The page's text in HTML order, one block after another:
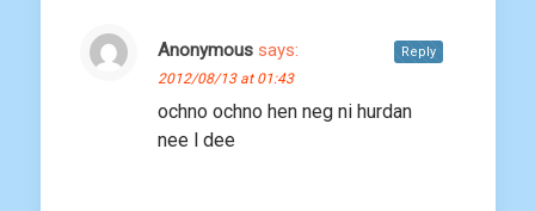
Anonymous says:
2012/08/13 at 01:43
ochno ochno hen neg ni hurdan
nee l dee
Reply